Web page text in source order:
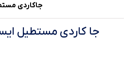
جاکاردی
جا کاردی مستطیل